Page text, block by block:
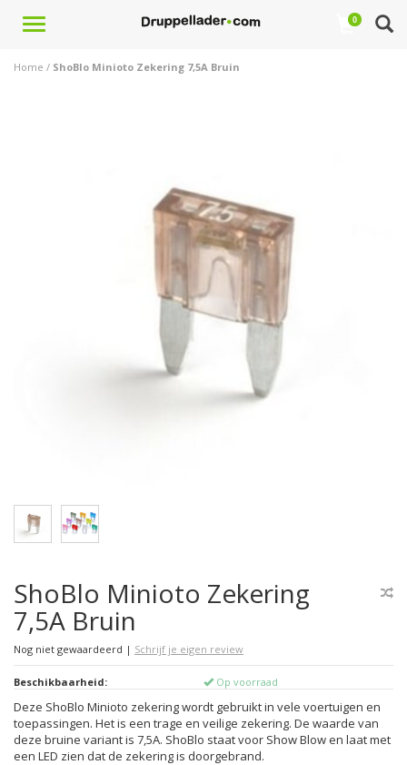
Toggle
0
Home / ShoBlo Minioto Zekering 7,5A Bruin
ShoBlo Minioto Zekering
7,5A Bruin
Nog niet gewaardeerd | Schrijf je eigen review
Beschikbaarheid: Op voorraad
Deze ShoBlo Minioto zekering wordt gebruikt in vele voertuigen en
toepassingen. Het is een trage en veilige zekering. De waarde van
deze bruine variant is 7,5A. ShoBlo staat voor Show Blow en laat met
een LED zien dat de zekering is doorgebrand.